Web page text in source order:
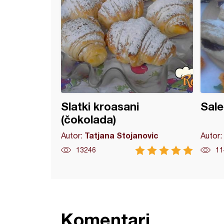
Slatki kroasani
(čokolada)
Autor: Tatjana Stojanovic
13246
Autor: